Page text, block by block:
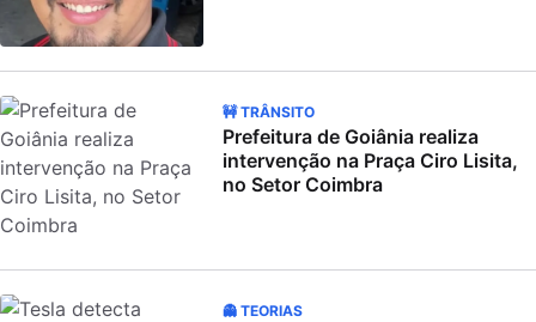
🚧 TRÂNSITO
Prefeitura de Goiânia realiza
intervenção na Praça Ciro Lisita,
no Setor Coimbra
👻 TEORIAS